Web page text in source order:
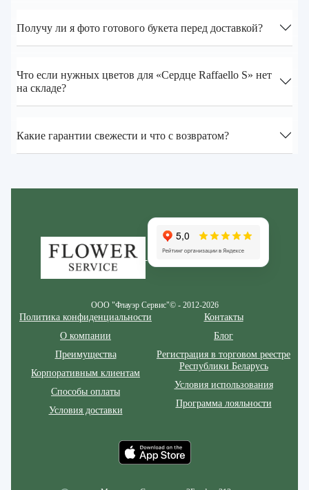
Получу ли я фото готового букета перед доставкой?
Что если нужных цветов для «Сердце Raffaello S» нет
на складе?
Какие гарантии свежести и что с возвратом?
ООО "Флауэр Сервис"© - 2012-2026
Политика конфиденциальности
О компании
Преимущества
Корпоративным клиентам
Способы оплаты
Условия доставки
Контакты
Блог
Регистрация в торговом реестре
Республики Беларусь
Условия использования
Программа лояльности